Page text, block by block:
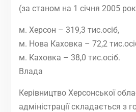
(за станом на 1 січня 2005
м. Херсон – 319,3 тис.осіб,
м. Нова Каховка – 72,2
м. Каховка – 38,0 тис.осіб.
Влада
Керівництво Херсонської
адміністрації складається з